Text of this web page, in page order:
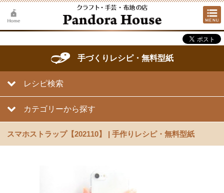
手づくりレシピ・無料型紙
レシピ検索
カテゴリーから探す
スマホストラップ【202110】 | 手作りレシピ・無料型紙